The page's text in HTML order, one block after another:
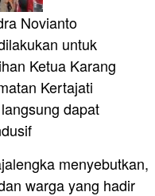
Novianto
untuk
Ketua Karang
Kertajati
dapat
menyebutkan,
warga yang hadir